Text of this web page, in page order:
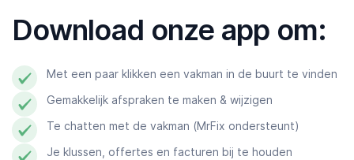
Download onze app om:
Met een paar klikken een vakman in de buurt te vinden
Gemakkelijk afspraken te maken & wijzigen
Te chatten met de vakman (MrFix ondersteunt)
Je klussen, offertes en facturen bij te houden